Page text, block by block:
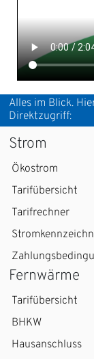
Alles im Blick.
Direktzugriff:
Strom
Ökostrom
Tarifübersicht
Tarifrechner
Fernwärme
Tarifübersicht
BHKW
Hausanschluss